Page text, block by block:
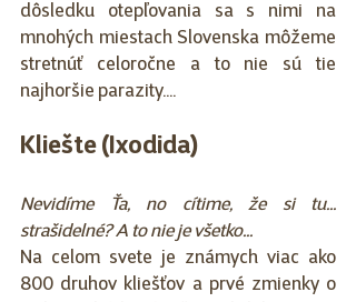
dôsledku otepľovania sa s nimi na
mnohých miestach Slovenska môžeme
stretnúť celoročne a to nie sú tie
najhoršie parazity....
Kliešte (Ixodida)
Nevidíme Ťa, no cítime, že si tu...
strašidelné? A to nie je všetko...
Na celom svete je známych viac ako
800 druhov kliešťov a prvé zmienky o